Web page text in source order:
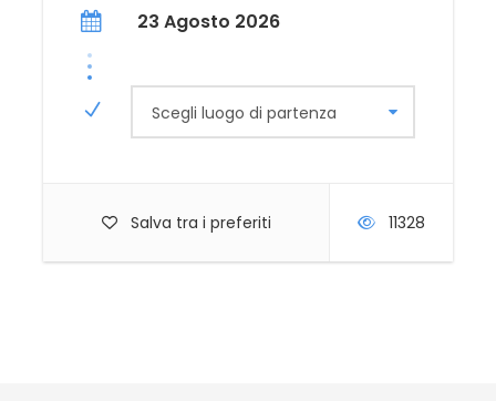
23 Agosto 2026
Scegli luogo di partenza
Salva tra i preferiti 11328